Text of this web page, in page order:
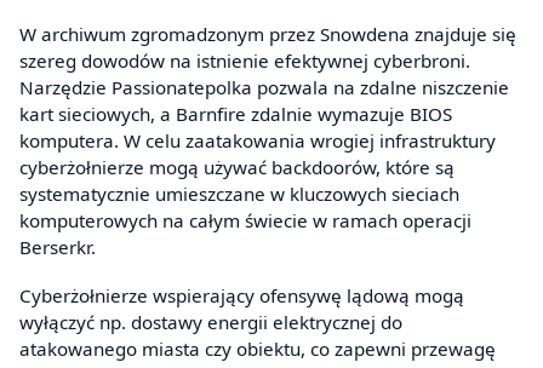
W archiwum zgromadzonym przez Snowdena znajduje się
szereg dowodów na istnienie efektywnej cyberbroni.
Narzędzie Passionatepolka pozwala na zdalne niszczenie
kart sieciowych, a Barnfire zdalnie wymazuje BIOS
komputera. W celu zaatakowania wrogiej infrastruktury
cyberżołnierze mogą używać backdoorów, które są
systematycznie umieszczane w kluczowych sieciach
komputerowych na całym świecie w ramach operacji
Berserkr.
Cyberżołnierze wspierający ofensywę lądową mogą
wyłączyć np. dostawy energii elektrycznej do
atakowanego miasta czy obiektu, co zapewni przewagę